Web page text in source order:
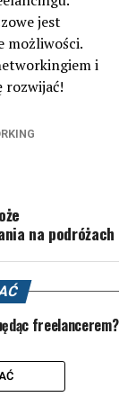
jest
możliwości.
i
rozwijać!
na podróżach
freelancerem?